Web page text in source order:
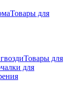
Товары для
Товары для
для